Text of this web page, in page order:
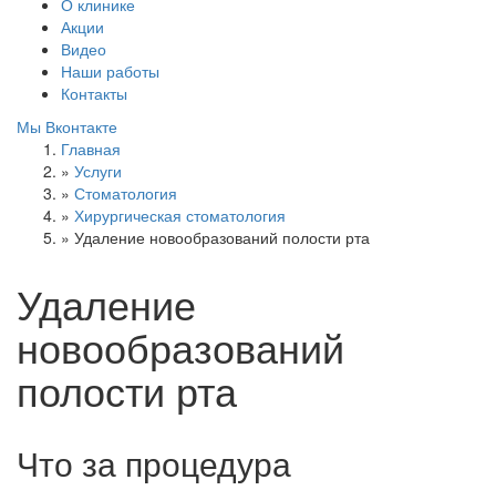
Акции
Видео
Наши работы
Контакты
Мы Вконтакте
Главная
» Услуги
» Стоматология
» Хирургическая стоматология
» Удаление новообразований полости рта
Удаление
новообразований
полости рта
Что за процедура